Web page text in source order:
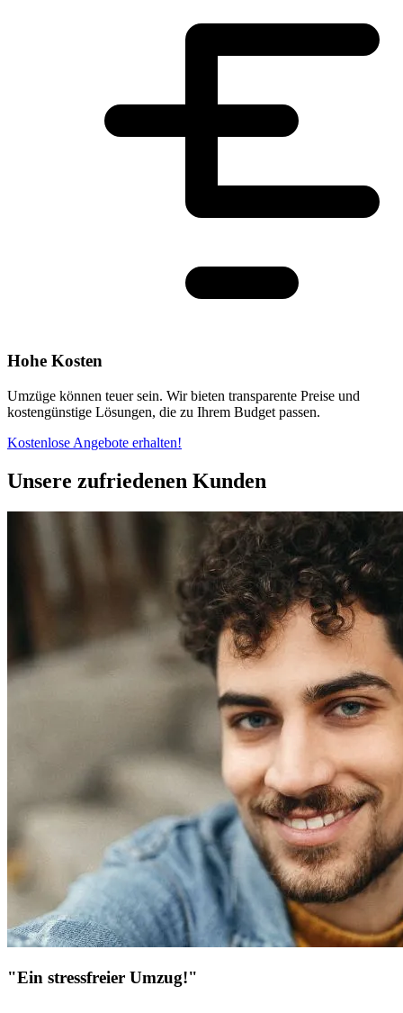
Hohe Kosten
Umzüge können teuer sein. Wir bieten transparente Preise und
kostengünstige Lösungen, die zu Ihrem Budget passen.
Kostenlose Angebote erhalten!
Unsere zufriedenen Kunden
"Ein stressfreier Umzug!"